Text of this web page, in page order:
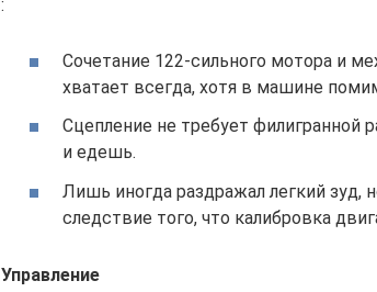
:
Сочетание 122-сильного мотора и
хватает всегда, хотя в машине
Сцепление не требует филигранной
и едешь.
Лишь иногда раздражал легкий зуд,
следствие того, что калибровка
Управление